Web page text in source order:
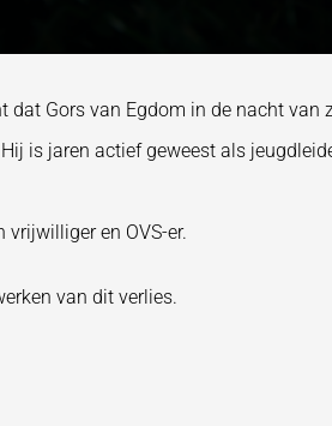
dat Gors van Egdom in de nacht
is jaren actief geweest als
vrijwilliger en OVS-er.
van dit verlies.